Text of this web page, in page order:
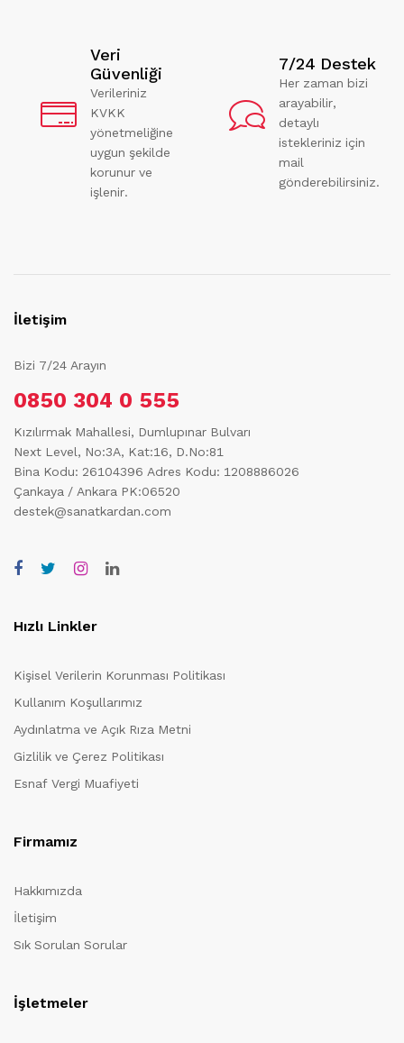
Veri
Güvenliği
Verileriniz
KVKK
yönetmeliğine
uygun şekilde
korunur ve
işlenir.
7/24 Destek
Her zaman bizi
arayabilir,
detaylı
istekleriniz için
mail
gönderebilirsiniz.
İletişim
Bizi 7/24 Arayın
0850 304 0 555
Kızılırmak Mahallesi, Dumlupınar Bulvarı
Next Level, No:3A, Kat:16, D.No:81
Bina Kodu: 26104396 Adres Kodu: 1208886026
Çankaya / Ankara PK:06520
destek@sanatkardan.com
Hızlı Linkler
Kişisel Verilerin Korunması Politikası
Kullanım Koşullarımız
Aydınlatma ve Açık Rıza Metni
Gizlilik ve Çerez Politikası
Esnaf Vergi Muafiyeti
Firmamız
Hakkımızda
İletişim
Sık Sorulan Sorular
İşletmeler